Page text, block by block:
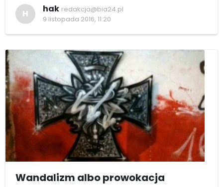
H hak redakcja@bia24.pl
9 listopada 2016, 11:20
Wandalizm albo prowokacja